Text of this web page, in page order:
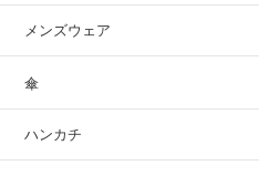
メンズウェア
傘
ハンカチ